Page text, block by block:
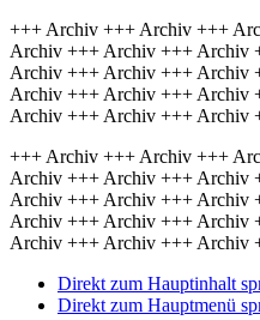
+++ Archiv +++ Archiv +++
Archiv +++ Archiv +++ Archiv
Archiv +++ Archiv +++ Archiv
Archiv +++ Archiv +++ Archiv
Archiv +++ Archiv +++ Archiv
+++ Archiv +++ Archiv +++
Archiv +++ Archiv +++ Archiv
Archiv +++ Archiv +++ Archiv
Archiv +++ Archiv +++ Archiv
Archiv +++ Archiv +++ Archiv
Direkt zum Hauptinhalt
Direkt zum Hauptmenü